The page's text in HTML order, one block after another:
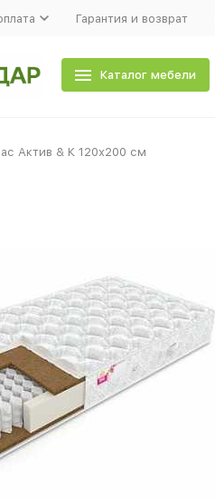
Гарантия и возврат
Каталог мебели
Актив & К 120х200 см